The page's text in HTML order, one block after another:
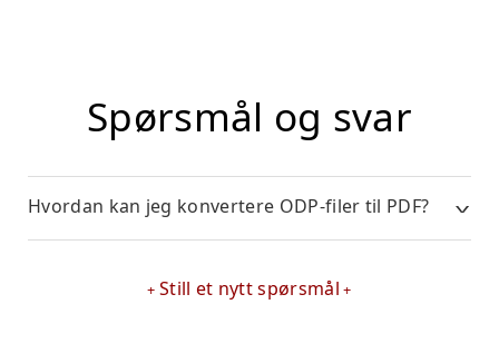
Spørsmål og svar
Hvordan kan jeg konvertere ODP-filer til PDF?
Still et nytt spørsmål